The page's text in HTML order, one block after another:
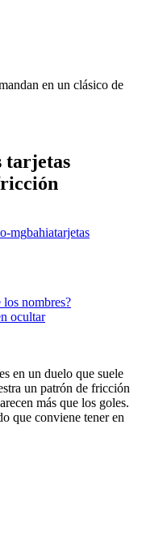
en un clásico de
tarjetas
mgbahiatarjetas
los nombres?
ocultar
en un duelo que suele
un patrón de fricción
más que los goles.
que conviene tener en